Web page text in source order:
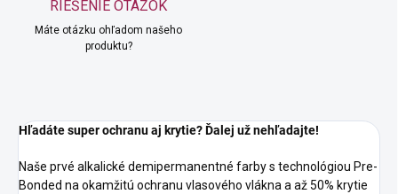
RIEŠENIE OTÁZOK
Máte otázku ohľadom našeho
produktu?
Hľadáte super ochranu aj krytie? Ďalej už nehľadajte!
Naše prvé alkalické demipermanentné farby s technológiou Pre-
Bonded na okamžitú ochranu vlasového vlákna a až 50% krytie